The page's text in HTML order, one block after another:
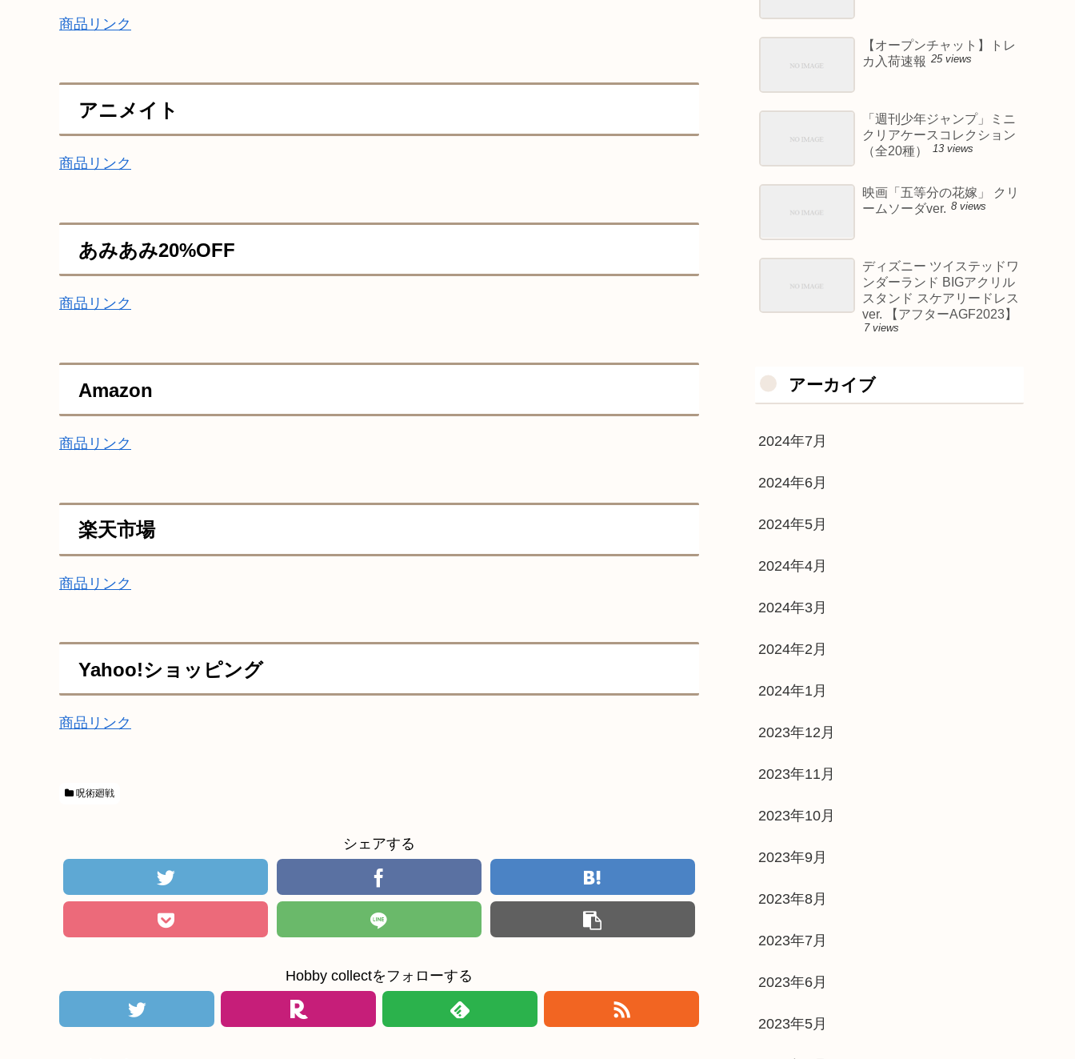
商品リンク
アニメイト
商品リンク
あみあみ20%OFF
商品リンク
Amazon
商品リンク
楽天市場
商品リンク
Yahoo!ショッピング
商品リンク
呪術廻戦
シェアする
Hobby collectをフォローする
【オープンチャット】トレ
カ入荷速報 25 views
「週刊少年ジャンプ」ミニ
クリアケースコレクション
（全20種）
13 views
映画「五等分の花嫁」 クリ
ームソーダver. 8 views
ディズニー ツイステッドワ
ンダーランド BIGアクリル
スタンド スケアリードレス
ver. 【アフターAGF2023】
7 views
アーカイブ
2024年7月
2024年6月
2024年5月
2024年4月
2024年3月
2024年2月
2024年1月
2023年12月
2023年11月
2023年10月
2023年9月
2023年8月
2023年7月
2023年6月
2023年5月